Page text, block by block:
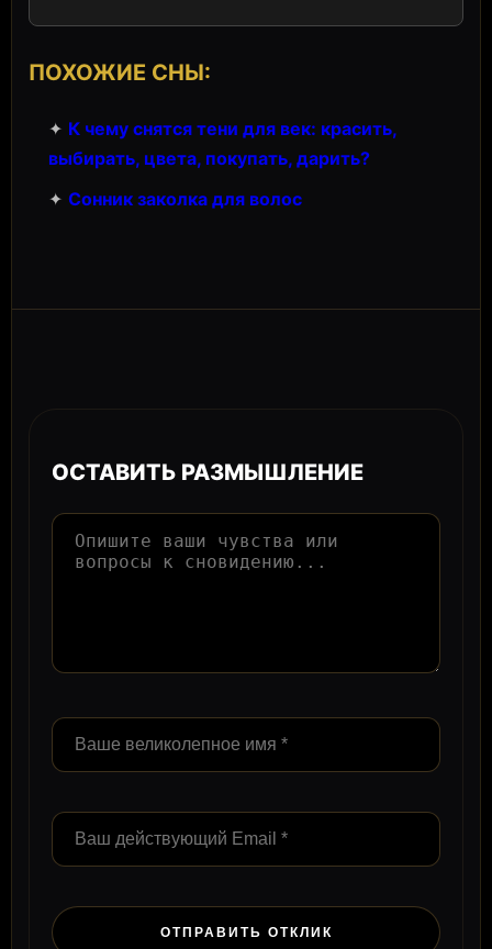
ПОХОЖИЕ СНЫ:
✦ К чему снятся тени для век: красить,
выбирать, цвета, покупать, дарить?
✦ Сонник заколка для волос
ОСТАВИТЬ РАЗМЫШЛЕНИЕ